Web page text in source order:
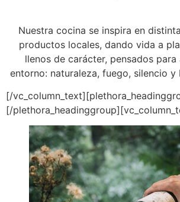
Nuestra cocina se inspira en
productos locales, dando vida a
llenos de carácter, pensados para
entorno: naturaleza, fuego, silencio y
[/
[/